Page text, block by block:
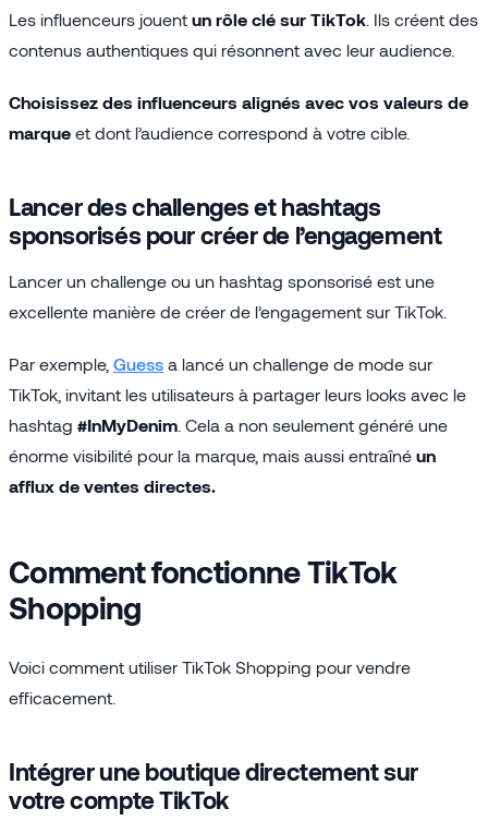
Les influenceurs jouent un rôle clé sur TikTok . Ils créent des
contenus authentiques qui résonnent avec leur audience.
Choisissez des influenceurs alignés avec vos valeurs de
marque et dont l’audience correspond à votre cible.
Lancer des challenges et hashtags
sponsorisés pour créer de l’engagement
Lancer un challenge ou un hashtag sponsorisé est une
excellente manière de créer de l’engagement sur TikTok.
Par exemple, Guess a lancé un challenge de mode sur
TikTok, invitant les utilisateurs à partager leurs looks avec le
hashtag #InMyDenim . Cela a non seulement généré une
énorme visibilité pour la marque, mais aussi entraîné un
afflux de ventes directes.
Comment fonctionne TikTok
Shopping
Voici comment utiliser TikTok Shopping pour vendre
efficacement.
Intégrer une boutique directement sur
votre compte TikTok